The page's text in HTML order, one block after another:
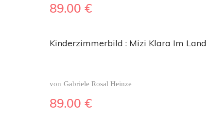
89.00 €
Kinderzimmerbild : Mizi Klara Im
von Gabriele Rosal Heinze
89.00 €